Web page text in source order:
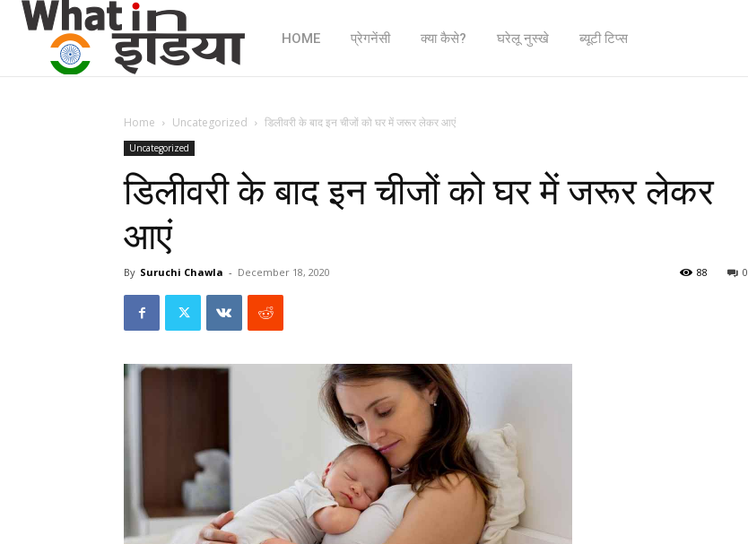
HOME प्रेगनेंसी क्या कैसे? घरेलू नुस्खे ब्यूटी टिप्स
Home Uncategorized डिलीवरी के बाद इन चीजों को घर में जरूर लेकर आएं
Uncategorized
डिलीवरी के बाद इन चीजों को घर में जरूर लेकर
आएं
By Suruchi Chawla - December 18, 2020 0
88